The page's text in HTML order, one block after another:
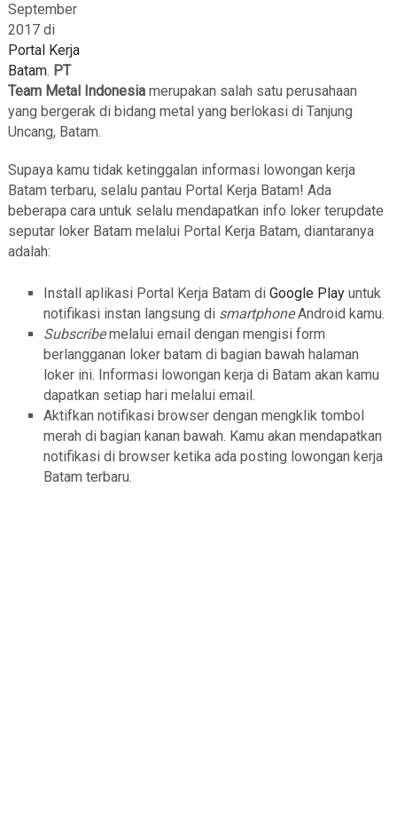
September
2017 di
Portal Kerja
Batam. PT
Team Metal Indonesia merupakan salah satu perusahaan
yang bergerak di bidang metal yang berlokasi di Tanjung
Uncang, Batam.
Supaya kamu tidak ketinggalan informasi lowongan kerja
Batam terbaru, selalu pantau Portal Kerja Batam! Ada
beberapa cara untuk selalu mendapatkan info loker terupdate
seputar loker Batam melalui Portal Kerja Batam, diantaranya
adalah:
Install aplikasi Portal Kerja Batam di Google Playuntuk
notifikasi instan langsung di smartphoneAndroid kamu.
Subscribemelalui email dengan mengisi form
berlangganan loker batam di bagian bawah halaman
loker ini. Informasi lowongan kerja di Batam akan kamu
dapatkan setiap hari melalui email.
Aktifkan notifikasi browser dengan mengklik tombol
merah di bagian kanan bawah. Kamu akan mendapatkan
notifikasi di browser ketika ada posting lowongan kerja
Batam terbaru.